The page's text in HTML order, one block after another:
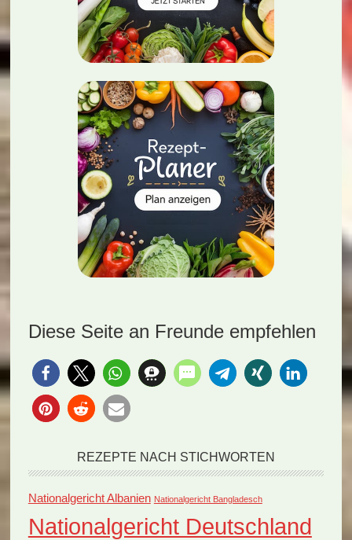
Diese Seite an Freunde empfehlen
REZEPTE NACH STICHWORTEN
Nationalgericht Albanien Nationalgericht Bangladesch
Nationalgericht Deutschland